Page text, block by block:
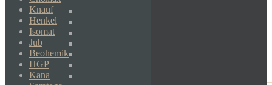
Knauf
Henkel
Isomat
Jub
Beohemik
HGP
Kana